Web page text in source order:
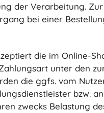
der Verarbeitung.
bei einer
die im Online-
unter den
die ggfs. vom
bzw.
zwecks Belastung